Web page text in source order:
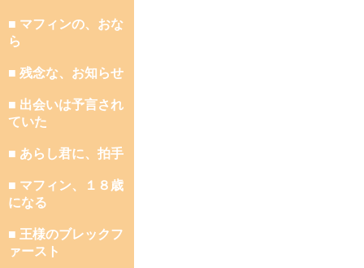
■ マフィンの、おな
ら
■ 残念な、お知らせ
■ 出会いは予言され
ていた
■ あらし君に、拍手
■ マフィン、１８歳
になる
■ 王様のブレックフ
ァースト